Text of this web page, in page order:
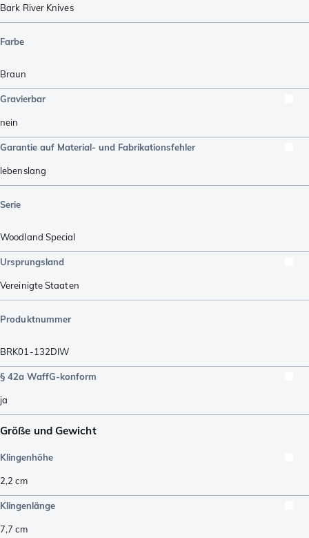
Bark River Knives
Farbe
Braun
Gravierbar
nein
Garantie auf Material- und Fabrikationsfehler
lebenslang
Serie
Woodland Special
Ursprungsland
Vereinigte Staaten
Produktnummer
BRK01-132DIW
§ 42a WaffG-konform
ja
Größe und Gewicht
Klingenhöhe
2,2 cm
Klingenlänge
7,7 cm